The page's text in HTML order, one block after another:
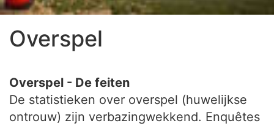
Overspel
Overspel - De feiten
De statistieken over overspel (huwelijkse
ontrouw) zijn verbazingwekkend. Enquêtes